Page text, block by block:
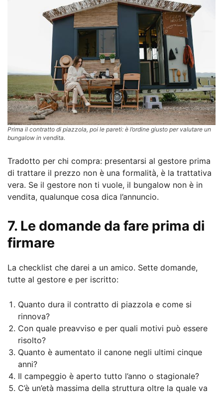
Prima il contratto di piazzola, poi le pareti: è l’ordine giusto per valutare un
bungalow in vendita.
Tradotto per chi compra: presentarsi al gestore prima
di trattare il prezzo non è una formalità, è la trattativa
vera. Se il gestore non ti vuole, il bungalow non è in
vendita, qualunque cosa dica l’annuncio.
7. Le domande da fare prima di
firmare
La checklist che darei a un amico. Sette domande,
tutte al gestore e per iscritto:
Quanto dura il contratto di piazzola e come si
rinnova?
Con quale preavviso e per quali motivi può essere
risolto?
Quanto è aumentato il canone negli ultimi cinque
anni?
Il campeggio è aperto tutto l’anno o stagionale?
C’è un’età massima della struttura oltre la quale va